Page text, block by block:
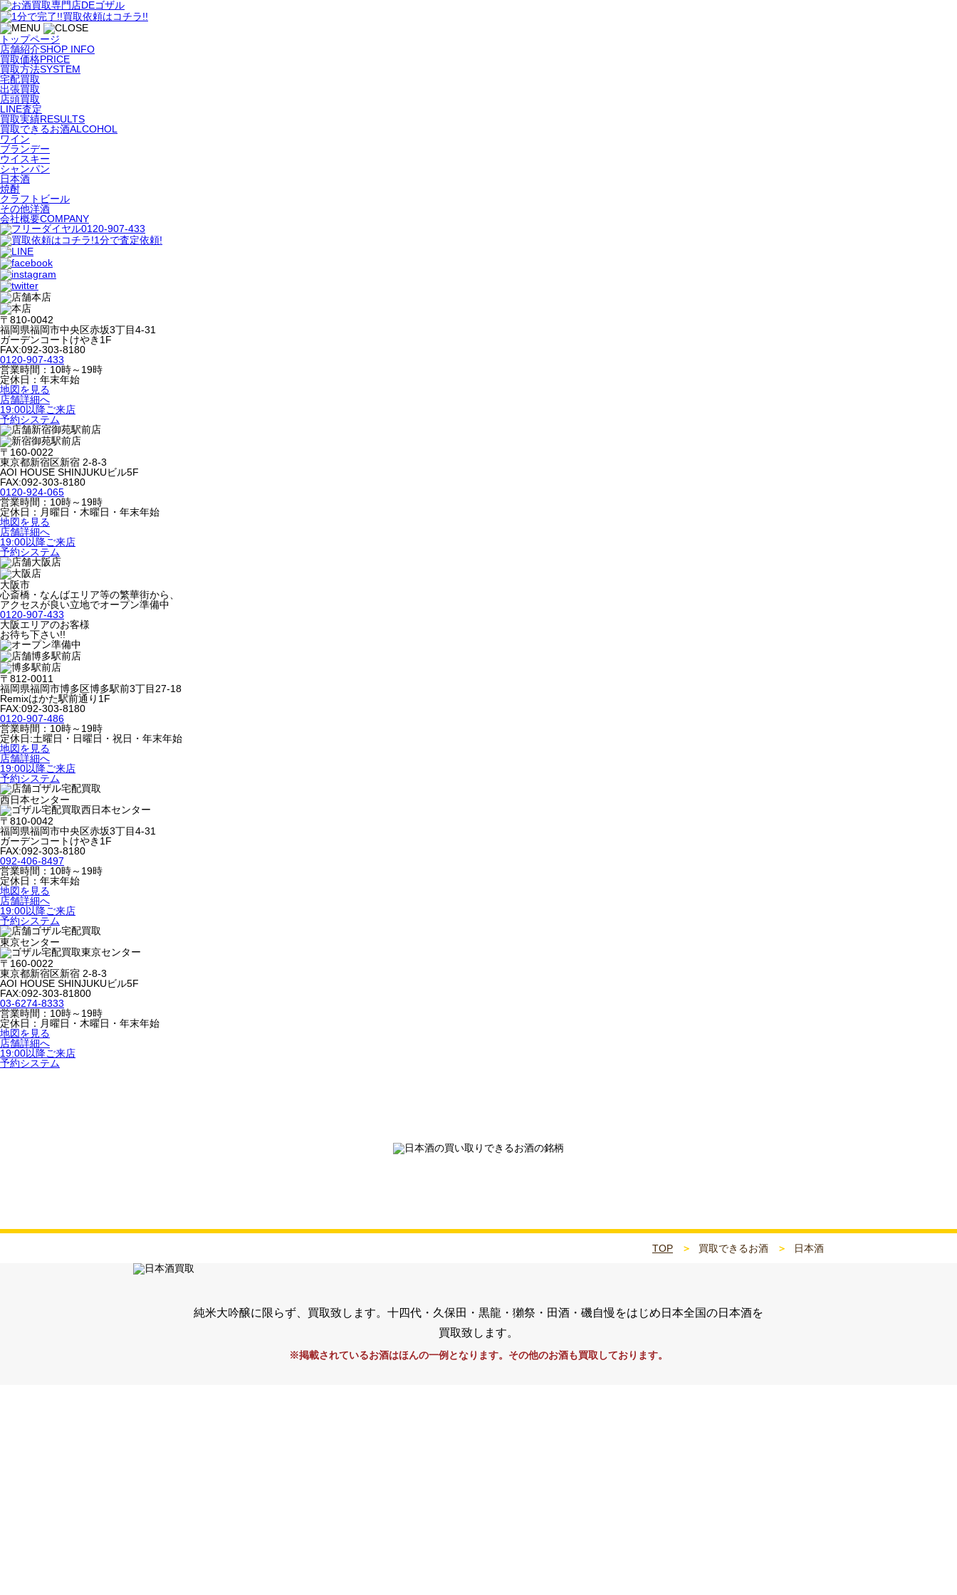
トップページ
店舗紹介SHOP INFO
買取価格PRICE
買取方法SYSTEM
宅配買取
出張買取
店頭買取
LINE査定
買取実績RESULTS
買取できるお酒ALCOHOL
ワイン
ブランデー
ウイスキー
シャンパン
日本酒
焼酎
クラフトビール
その他洋酒
会社概要COMPANY
本店
〒810-0042
福岡県福岡市中央区赤坂3丁目4-31
ガーデンコートけやき1F
FAX:092-303-8180
0120-907-433
営業時間：10時～19時
定休日：年末年始
地図を見る
店舗詳細へ
19:00以降ご来店
予約システム
新宿御苑駅前店
〒160-0022
東京都新宿区新宿 2-8-3
AOI HOUSE SHINJUKUビル5F
FAX:092-303-8180
0120-924-065
営業時間：10時～19時
定休日：月曜日・木曜日・年末年始
地図を見る
店舗詳細へ
19:00以降ご来店
予約システム
大阪店
大阪市
心斎橋・なんばエリア等の繁華街から、
アクセスが良い立地でオープン準備中
0120-907-433
大阪エリアのお客様
お待ち下さい!!
博多駅前店
〒812-0011
福岡県福岡市博多区博多駅前3丁目27-18
Remixはかた駅前通り1F
FAX:092-303-8180
0120-907-486
営業時間：10時～19時
定休日:土曜日・日曜日・祝日・年末年始
地図を見る
店舗詳細へ
19:00以降ご来店
予約システム
ゴザル宅配買取
西日本センター
〒810-0042
福岡県福岡市中央区赤坂3丁目4-31
ガーデンコートけやき1F
FAX:092-303-8180
092-406-8497
営業時間：10時～19時
定休日：年末年始
地図を見る
店舗詳細へ
19:00以降ご来店
予約システム
ゴザル宅配買取
東京センター
〒160-0022
東京都新宿区新宿 2-8-3
AOI HOUSE SHINJUKUビル5F
FAX:092-303-81800
03-6274-8333
営業時間：10時～19時
定休日：月曜日・木曜日・年末年始
地図を見る
店舗詳細へ
19:00以降ご来店
予約システム
TOP 買取できるお酒 日本酒
純米大吟醸に限らず、買取致します。十四代・久保田・黒龍・獺祭・田酒・磯自慢をはじめ日本全国の日本酒を
買取致します。
※掲載されているお酒はほんの一例となります。その他のお酒も買取しております。